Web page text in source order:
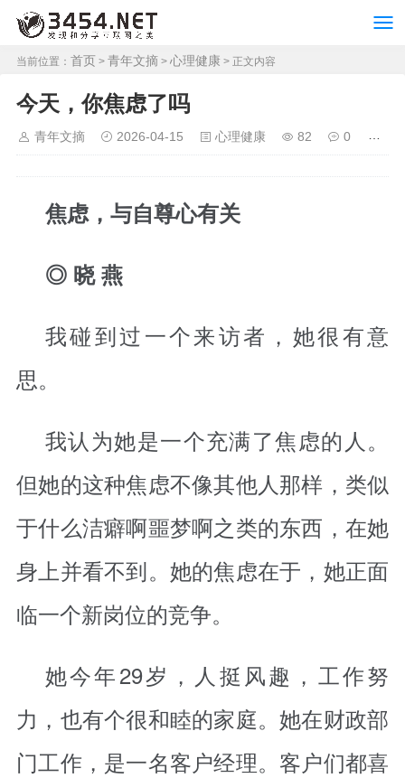
当前位置： 首页 > 青年文摘 > 心理健康 > 正文内容
今天，你焦虑了吗
青年文摘 2026-04-15 心理健康 82 0
焦虑，与自尊心有关
◎ 晓 燕
我碰到过一个来访者，她很有意
思。
我认为她是一个充满了焦虑的人。
但她的这种焦虑不像其他人那样，类似
于什么洁癖啊噩梦啊之类的东西，在她
身上并看不到。她的焦虑在于，她正面
临一个新岗位的竞争。
她今年29岁，人挺风趣，工作努
力，也有个很和睦的家庭。她在财政部
门工作，是一名客户经理。客户们都喜